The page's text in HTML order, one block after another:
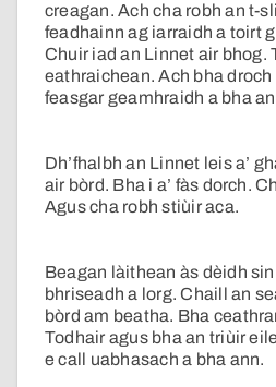
creagan. Ach cha robh an t-
feadhainn ag iarraidh a toirt
Chuir iad an Linnet air bhog.
eathraichean. Ach bha droch
feasgar geamhraidh a bha
Dh’fhalbh an Linnet leis a’
air bòrd. Bha i a’ fàs dorch.
Agus cha robh stiùir aca.
Beagan làithean às dèidh
bhriseadh a lorg. Chaill an
bòrd am beatha. Bha
Todhair agus bha an triùir
e call uabhasach a bha ann.